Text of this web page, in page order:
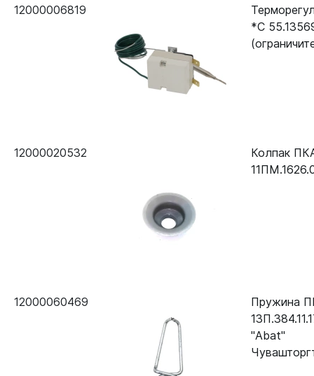
12000006819
*C
12000020532
Колпак
12000060469
Пружина
"Abat"